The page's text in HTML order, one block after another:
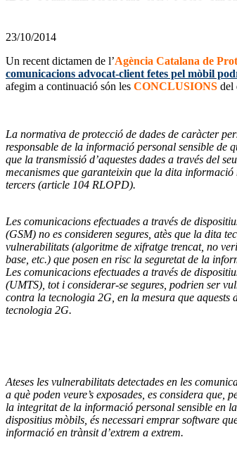
23/10/2014
Un recent dictamen de l’Agència Catalana de
comunicacions advocat-client fetes pel mòbil
afegim a continuació són les CONCLUSIONS del
La normativa de protecció de dades de caràcter
responsable de la informació personal sensible de
que la transmissió d’aquestes dades a través del
mecanismes que garanteixin que la dita
tercers (article 104 RLOPD).
Les comunicacions efectuades a través de
(GSM) no es consideren segures, atès que la dita
vulnerabilitats (algoritme de xifratge trencat, no
base, etc.) que posen en risc la seguretat de la
Les comunicacions efectuades a través de
(UMTS), tot i considerar-se segures, podrien ser
contra la tecnologia 2G, en la mesura que aquests
tecnologia 2G.
Ateses les vulnerabilitats detectades en les
a què poden veure’s exposades, es considera
la integritat de la informació personal sensible en
dispositius mòbils, és necessari emprar software
informació en trànsit d’extrem a extrem.